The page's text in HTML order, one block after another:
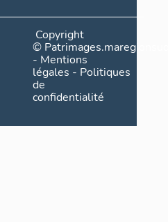
Copyright
©
- Mentions
légales - Politiques
de
confidentialité